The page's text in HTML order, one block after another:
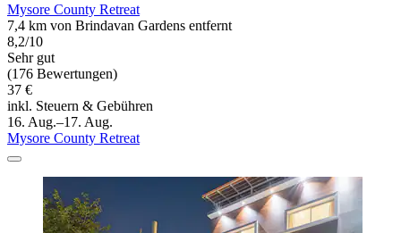
Mysore County Retreat
7,4 km von Brindavan Gardens entfernt
8,2/10
Sehr gut
(176 Bewertungen)
37 €
inkl. Steuern & Gebühren
16. Aug.–17. Aug.
Mysore County Retreat